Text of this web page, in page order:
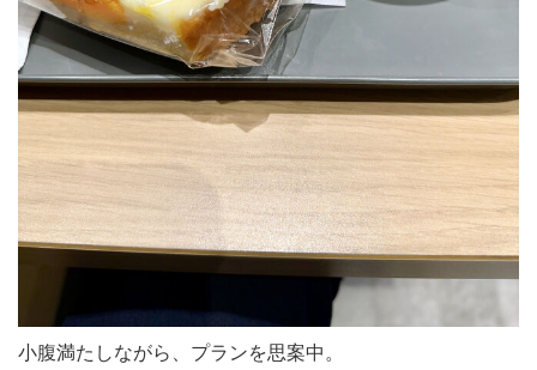
小腹満たしながら、プランを思案中。